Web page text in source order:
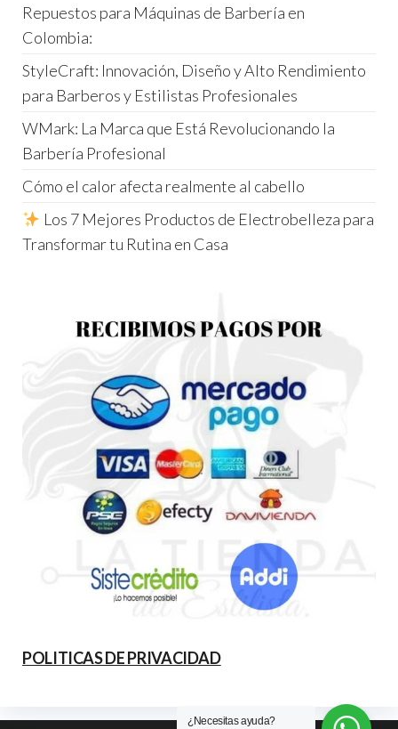
Repuestos para Máquinas de Barbería en
Colombia:
StyleCraft: Innovación, Diseño y Alto Rendimiento
para Barberos y Estilistas Profesionales
WMark: La Marca que Está Revolucionando la
Barbería Profesional
Cómo el calor afecta realmente al cabello
Los 7 Mejores Productos de Electrobelleza para
Transformar tu Rutina en Casa
POLITICAS DE PRIVACIDAD
¿Necesitas ayuda?